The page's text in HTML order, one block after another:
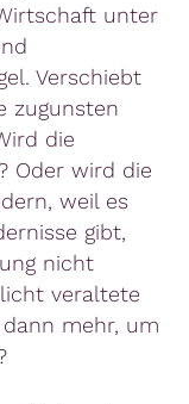
unter
Verschiebt
zugunsten
die
Oder wird die
weil es
gibt,
nicht
veraltete
mehr, um